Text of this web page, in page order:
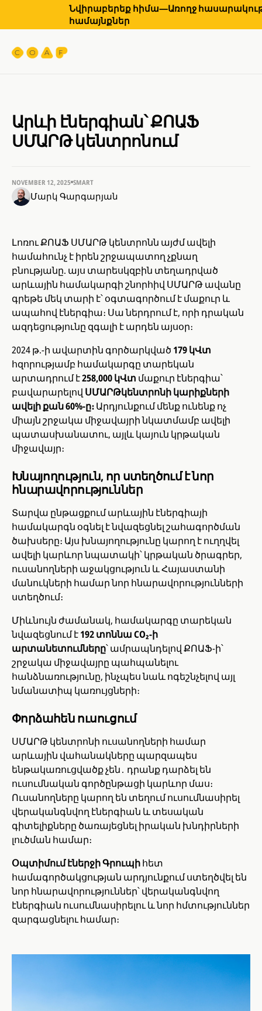
Նվիրաբերեք հիմա—Առողջ
համայնքներ
Արևի էներգիան՝ ՔՈԱՖ
ՍՄԱՐԹ կենտրոնում
Մարկ Գարգարյան
NOVEMBER 12, 2025 SMART
Լոռու ՔՈԱՖ ՍՄԱՐԹ կենտրոնն այժմ ավելի
համահունչ է իրեն շրջապատող չքնաղ
բնությանը. այս տարեսկզբին տեղադրված
արևային համակարգի շնորհիվ ՍՄԱՐԹ ավանը
գրեթե մեկ տարի է՝ օգտագործում է մաքուր և
ապահով էներգիա։ Սա ներդրում է, որի դրական
ազդեցությունը զգալի է արդեն այսօր։
2024 թ.-ի ավարտին գործարկված 179 կՎտ
հզորությամբ համակարգը տարեկան
արտադրում է258,000 կՎտ մաքուր էներգիա՝
բավարարելով ՍՄԱՐԹկենտրոնի կարիքների
ավելի քան 60%-ը։Արդյունքում մենք ունենք ոչ
միայն շրջակա միջավայրի նկատմամբ ավելի
պատասխանատու, այլև կայուն կրթական
միջավայր։
Խնայողություն, որ ստեղծում է նոր
հնարավորություններ
Տարվա ընթացքում արևային էներգիայի
համակարգն օգնել է նվազեցնել շահագործման
ծախսերը։ Այս խնայողությունը կարող է ուղղվել
ավելի կարևոր նպատակի՝ կրթական ծրագրեր,
ուսանողների աջակցություն և Հայաստանի
մանուկների համար նոր հնարավորությունների
ստեղծում։
Միևնույն ժամանակ, համակարգը տարեկան
նվազեցնում է192 տոննա CO₂-ի
արտանետումները՝ ամրապնդելով ՔՈԱՖ-ի՝
շրջակա միջավայրը պահպանելու
հանձնառությունը, ինչպես նաև ոգեշնչելով այլ
նմանատիպ կառույցների։
Փորձահեն ուսուցում
ՍՄԱՐԹ կենտրոնի ուսանողների համար
արևային վահանակները պարզապես
ենթակառուցվածք չեն․ դրանք դարձել են
ուսումնական գործընթացի կարևոր մաս։
Ուսանողները կարող են տեղում ուսումնասիրել
վերականգնվող էներգիան և տեսական
գիտելիքները ծառայեցնել իրական խնդիրների
լուծման համար։
Օպտիմում էներջի Գրուպիհետ
համագործակցության արդյունքում ստեղծվել են
նոր հնարավորություններ՝ վերականգնվող
էներգիան ուսումնասիրելու և նոր հմտություններ
զարգացնելու համար։